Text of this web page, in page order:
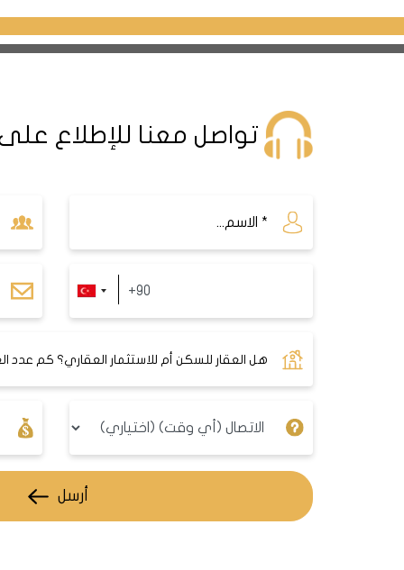
تبدأ الأسعار في هذا المشروع من 465000 دولار أمريكي لشقة 2+1
مشروع اسطنبول damas242
.1+5/1+3/1+2/1+1
تبدأ الأسعار في هذا المشروع من 210000 دولار أمريكي لشقة 1+1
تواصل معنا للإطلاع
أرسل